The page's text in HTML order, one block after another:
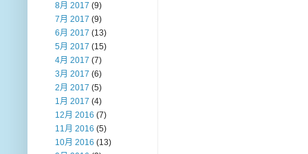
8月 2017 (9)
7月 2017 (9)
6月 2017 (13)
5月 2017 (15)
4月 2017 (7)
3月 2017 (6)
2月 2017 (5)
1月 2017 (4)
12月 2016 (7)
11月 2016 (5)
10月 2016 (13)